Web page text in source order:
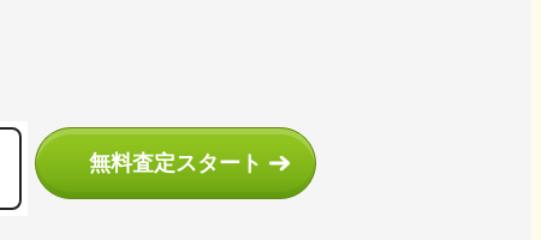
無料査定スタート